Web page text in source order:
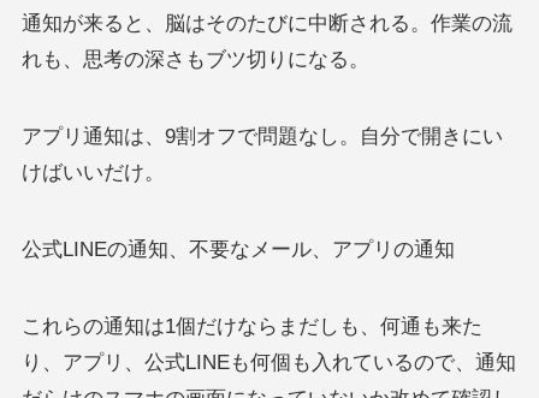
通知が来ると、脳はそのたびに中断される。作業の流
れも、思考の深さもブツ切りになる。
アプリ通知は、9割オフで問題なし。自分で開きにい
けばいいだけ。
公式LINEの通知、不要なメール、アプリの通知
これらの通知は1個だけならまだしも、何通も来た
り、アプリ、公式LINEも何個も入れているので、通知